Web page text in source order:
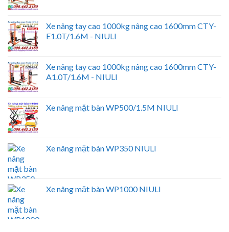
Xe nâng tay cao 1000kg nâng cao 1600mm CTY-
E1.0T/1.6M - NIULI
Xe nâng tay cao 1000kg nâng cao 1600mm CTY-
A1.0T/1.6M - NIULI
Xe nâng mặt bàn WP500/1.5M NIULI
Xe nâng mặt bàn WP350 NIULI
Xe nâng mặt bàn WP1000 NIULI